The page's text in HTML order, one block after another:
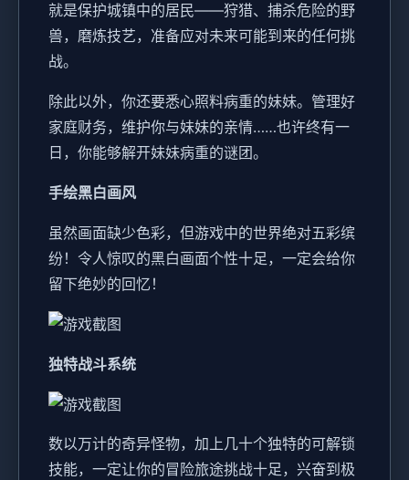
就是保护城镇中的居民——狩猎、捕杀危险的野
兽，磨炼技艺，准备应对未来可能到来的任何挑
战。
除此以外，你还要悉心照料病重的妹妹。管理好
家庭财务，维护你与妹妹的亲情……也许终有一
日，你能够解开妹妹病重的谜团。
手绘黑白画风
虽然画面缺少色彩，但游戏中的世界绝对五彩缤
纷！令人惊叹的黑白画面个性十足，一定会给你
留下绝妙的回忆！
独特战斗系统
数以万计的奇异怪物，加上几十个独特的可解锁
技能，一定让你的冒险旅途挑战十足，兴奋到极